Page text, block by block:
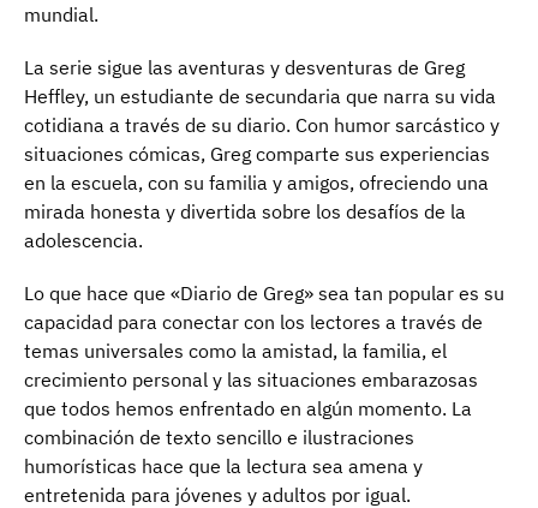
mundial.
La serie sigue las aventuras y desventuras de Greg
Heffley, un estudiante de secundaria que narra su vida
cotidiana a través de su diario. Con humor sarcástico y
situaciones cómicas, Greg comparte sus experiencias
en la escuela, con su familia y amigos, ofreciendo una
mirada honesta y divertida sobre los desafíos de la
adolescencia.
Lo que hace que «Diario de Greg» sea tan popular es su
capacidad para conectar con los lectores a través de
temas universales como la amistad, la familia, el
crecimiento personal y las situaciones embarazosas
que todos hemos enfrentado en algún momento. La
combinación de texto sencillo e ilustraciones
humorísticas hace que la lectura sea amena y
entretenida para jóvenes y adultos por igual.